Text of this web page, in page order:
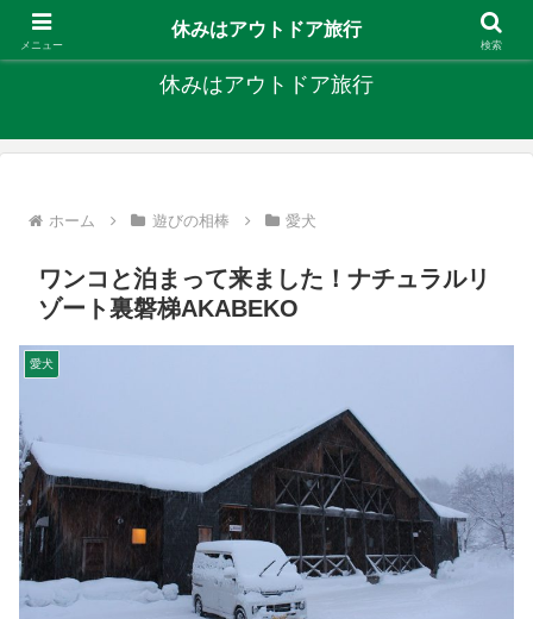
キャンプ、釣り、旅行など外遊びを楽しんでます
休みはアウトドア旅行
ホーム 遊びの相棒 愛犬
ワンコと泊まって来ました！ナチュラルリ
ゾート裏磐梯AKABEKO
愛犬
メニュー
休みはアウトドア旅行
検索